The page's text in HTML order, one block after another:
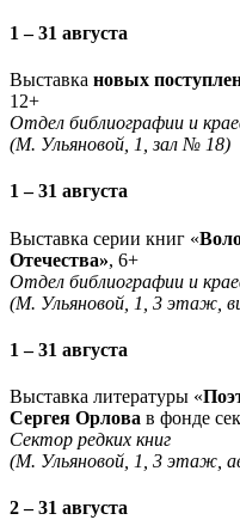
1 – 31 августа
Выставка новых
12+
Отдел библиографии и
(М. Ульяновой, 1, зал № 18)
1 – 31 августа
Выставка серии книг «
Отечества», 6+
Отдел библиографии и
(М. Ульяновой, 1, 3 этаж,
1 – 31 августа
Выставка литературы «
Сергея Орлова в фонде
Сектор редких книг
(М. Ульяновой, 1, 3 этаж,
2 – 31 августа